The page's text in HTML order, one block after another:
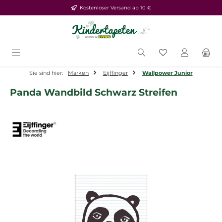
Zum Hauptinhalt springenKostenloser Versand ab 10 €
Du hast 0
Sie sind hier: Marken Eijffinger Wallpower Junior
Panda Wandbild Schwarz Streifen
Bildergalerie überspringen